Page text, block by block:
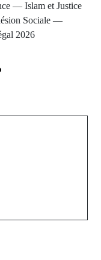
— Islam et Justice
Sociale —
2026